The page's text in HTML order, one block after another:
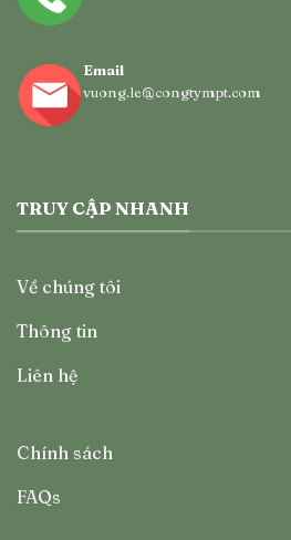
Email
vuong.le@congtympt.com
TRUY CẬP NHANH
Về chúng tôi
Thông tin
Liên hệ
Chính sách
FAQs